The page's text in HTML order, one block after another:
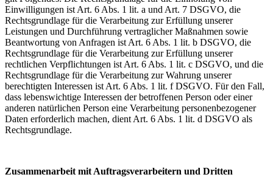
Einwilligungen ist Art. 6 Abs. 1 lit. a und Art. 7 DSGVO, die
Rechtsgrundlage für die Verarbeitung zur Erfüllung unserer
Leistungen und Durchführung vertraglicher Maßnahmen sowie
Beantwortung von Anfragen ist Art. 6 Abs. 1 lit. b DSGVO, die
Rechtsgrundlage für die Verarbeitung zur Erfüllung unserer
rechtlichen Verpflichtungen ist Art. 6 Abs. 1 lit. c DSGVO, und die
Rechtsgrundlage für die Verarbeitung zur Wahrung unserer
berechtigten Interessen ist Art. 6 Abs. 1 lit. f DSGVO. Für den Fall,
dass lebenswichtige Interessen der betroffenen Person oder einer
anderen natürlichen Person eine Verarbeitung personenbezogener
Daten erforderlich machen, dient Art. 6 Abs. 1 lit. d DSGVO als
Rechtsgrundlage.
Zusammenarbeit mit Auftragsverarbeitern und Dritten